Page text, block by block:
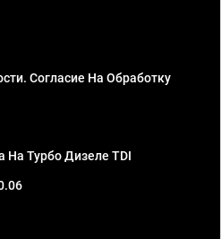
Согласие На Обработку
На Турбо Дизеле TDI